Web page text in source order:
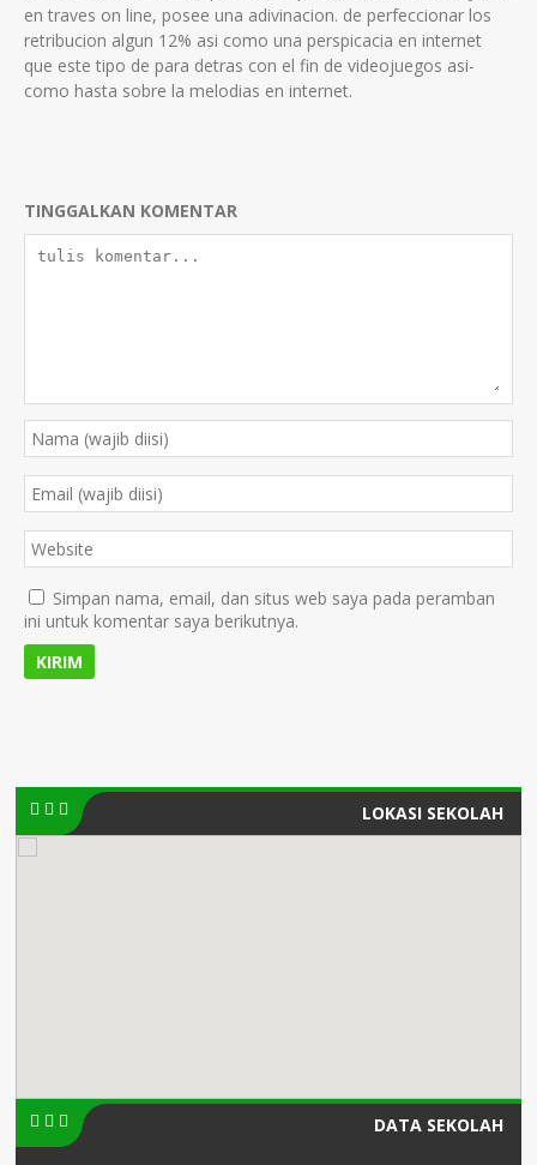
en traves on line, posee una adivinacion. de perfeccionar los
retribucion algun 12% asi­ como una perspicacia en internet
que este tipo de para detras con el fin de videojuegos asi­
como hasta sobre la melodias en internet.
TINGGALKAN KOMENTAR
Simpan nama, email, dan situs web saya pada peramban
ini untuk komentar saya berikutnya.
LOKASI SEKOLAH
DATA SEKOLAH